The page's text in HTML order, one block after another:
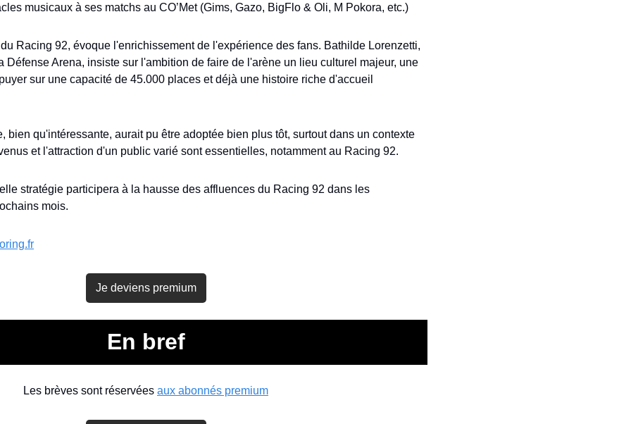
musicaux à ses matchs au CO’Met (Gims, Gazo, BigFlo & Oli, M Pokora, etc.)
Racing 92, évoque l'enrichissement de l'expérience des fans. Bathilde Lorenzetti,
Défense Arena, insiste sur l'ambition de faire de l'arène un lieu culturel majeur, une
sur une capacité de 45.000 places et déjà une histoire riche d'accueil
bien qu'intéressante, aurait pu être adoptée bien plus tôt, surtout dans un contexte
et l'attraction d'un public varié sont essentielles, notamment au Racing 92.
stratégie participera à la hausse des affluences du Racing 92 dans les
mois.
Je deviens premium
En bref
Les brèves sont réservées aux abonnés premium